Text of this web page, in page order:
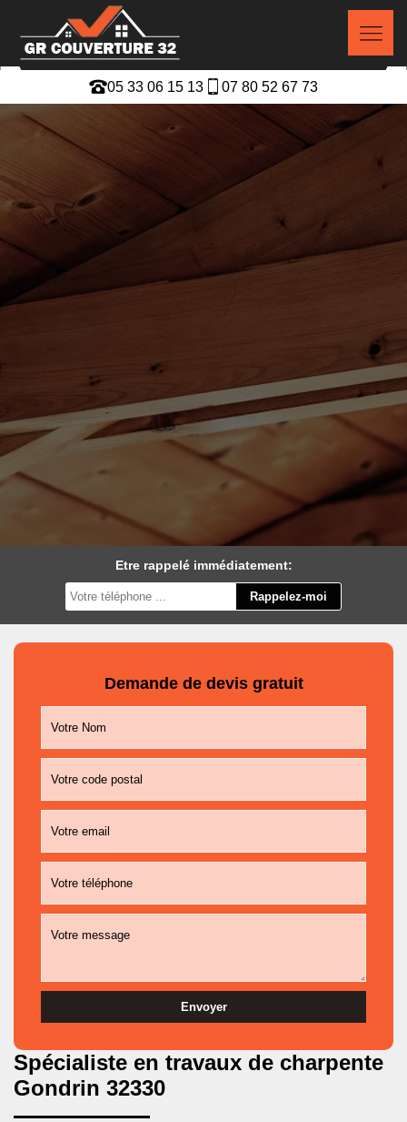
05 33 06 15 13 07 80 52 67 73
Etre rappelé immédiatement:
Spécialiste en travaux de charpente
Gondrin 32330
Demande de devis gratuit